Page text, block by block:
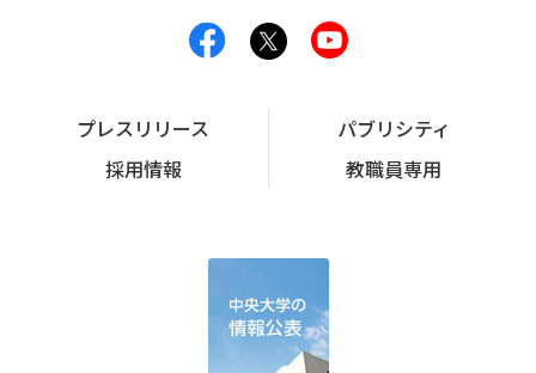
プレスリリース
パブリシティ
採用情報
教職員専用